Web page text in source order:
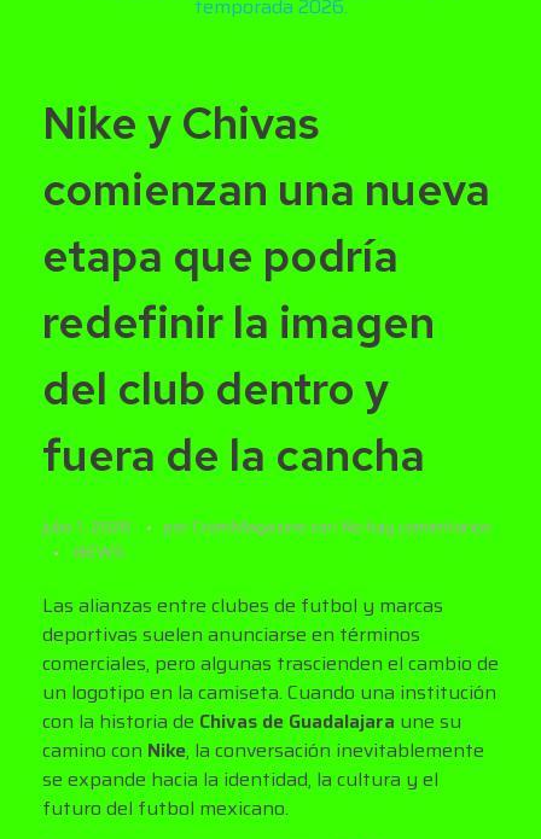
Nike y Chivas
comienzan una nueva
etapa que podría
redefinir la imagen
del club dentro y
fuera de la cancha
julio 1, 2026 porCromMagazinecon No hay comentarios
NEWS
Las alianzas entre clubes de futbol y marcas
deportivas suelen anunciarse en términos
comerciales, pero algunas trascienden el cambio de
un logotipo en la camiseta. Cuando una institución
con la historia de Chivas de Guadalajara une su
camino con Nike, la conversación inevitablemente
se expande hacia la identidad, la cultura y el
futuro del futbol mexicano.